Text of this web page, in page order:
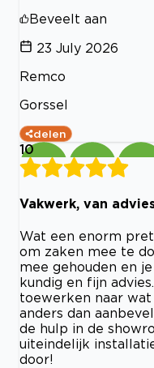
Beveelt aan
23 July 2026
Remco
Gorssel
delen
10
Vakwerk, van
Wat een enorm
om zaken mee te
mee gehouden en
kundig en fijn
toewerken naar
anders dan
de hulp in de
uiteindelijk
door!